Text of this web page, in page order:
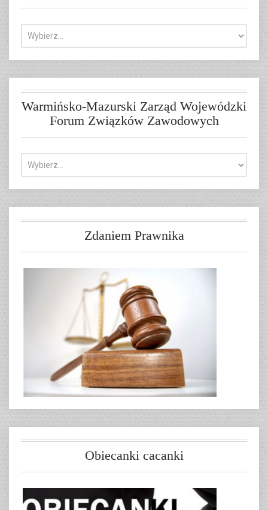
Warmińsko-Mazurski Zarząd Wojewódzki
Forum Związków Zawodowych
Zdaniem Prawnika
Obiecanki cacanki